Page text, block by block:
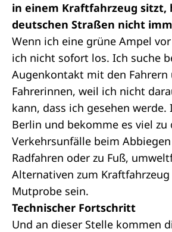
in einem Kraftfahrzeug sitzt,
deutschen Straßen nicht
Wenn ich eine grüne Ampel
ich nicht sofort los. Ich suche
Augenkontakt mit den Fahrern
Fahrerinnen, weil ich nicht
kann, dass ich gesehen werde.
Berlin und bekomme es viel
Verkehrsunfälle beim
Radfahren oder zu Fuß,
Alternativen zum
Mutprobe sein.
Technischer Fortschritt
Und an dieser Stelle kommen